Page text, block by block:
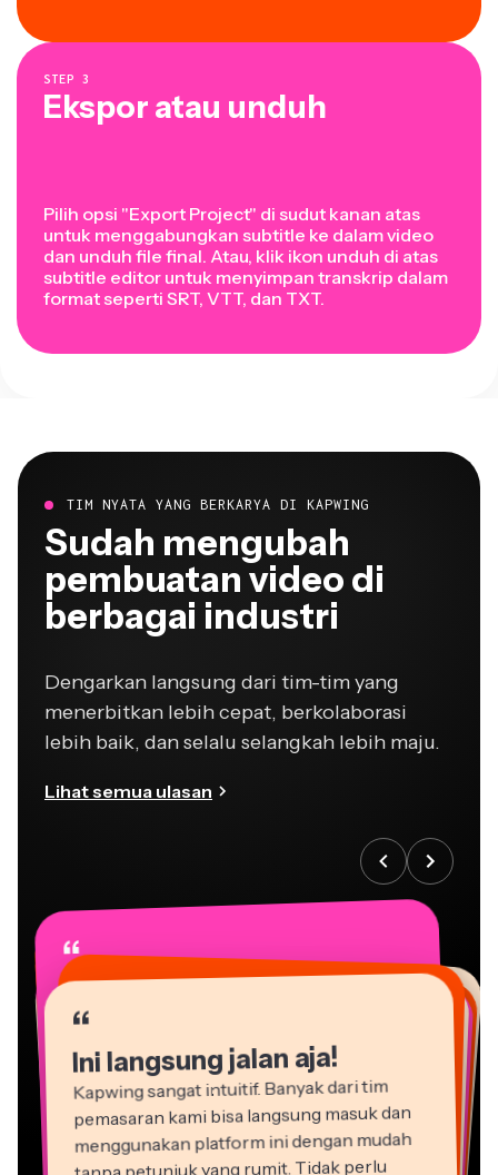
STEP 3
Ekspor atau unduh
Pilih opsi "Export Project" di sudut kanan atas
untuk menggabungkan subtitle ke dalam video
dan unduh file final. Atau, klik ikon unduh di atas
subtitle editor untuk menyimpan transkrip dalam
format seperti SRT, VTT, dan TXT.
TIM NYATA YANG BERKARYA DI KAPWING
Sudah mengubah
pembuatan video di
berbagai industri
Dengarkan langsung dari tim-tim yang
menerbitkan lebih cepat, berkolaborasi
lebih baik, dan selalu selangkah lebih maju.
Lihat semua ulasan
“
Ini langsung jalan aja!
Kapwing sangat intuitif. Banyak dari tim
pemasaran kami bisa langsung masuk dan
menggunakan platform ini dengan mudah
“
“
“
“
“
“
“